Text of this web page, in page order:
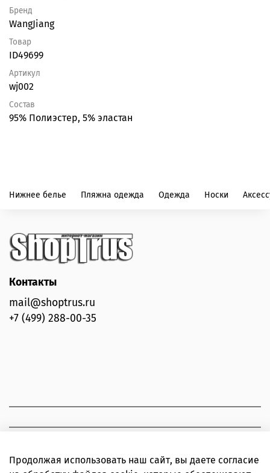
Бренд
WangJiang
Товар
ID49699
Артикул
wj002
Состав
95% Полиэстер, 5% эластан
Нижнее белье Пляжна одежда Одежда Носки
Контакты
mail@shoptrus.ru
+7 (499) 288-00-35
Продолжая использовать наш сайт, вы даете согласие